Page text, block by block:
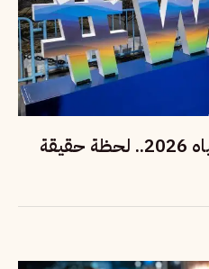
مؤتمر الأمم المتحدة للمياه 2026.. لحظة حقيقة